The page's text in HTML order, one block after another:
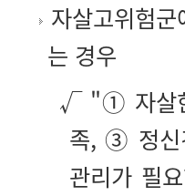
자살고위험
는 경우
√ "① 자살
족, ③ 정신
관리가 필